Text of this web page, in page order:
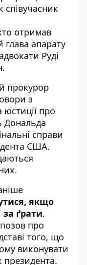
співучасник
отримав
апарату
Руді
.
прокурор
з
юстиції про
Дональда
справи
США.
.
якщо
ґрати.
позов про
того, що
виконувати
президента.